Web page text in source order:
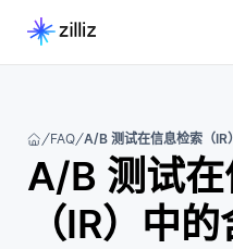
FAQ A/B 测试在信息检索（IR
A/B 测试
（IR）中